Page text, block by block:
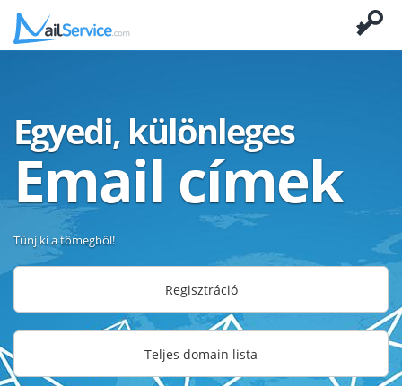
Egyedi, különleges
Email címek
Tűnj ki a tömegből!
Regisztráció
Teljes domain lista